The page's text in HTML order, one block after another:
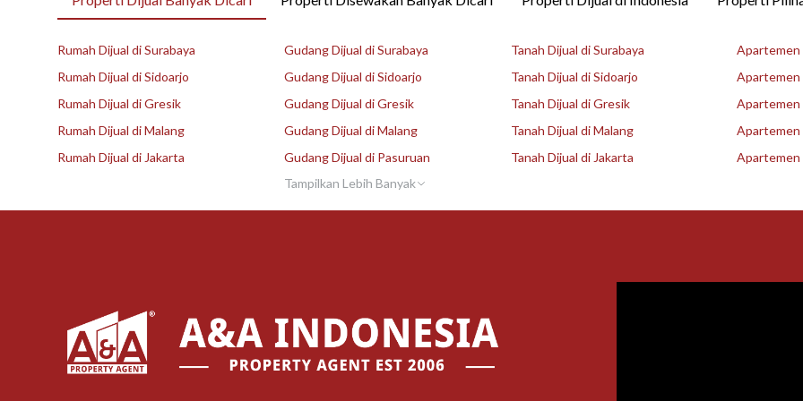
Rumah Dijual di Surabaya
Rumah Dijual di Sidoarjo
Rumah Dijual di Gresik
Rumah Dijual di Malang
Rumah Dijual di Jakarta
Gudang Dijual di Surabaya
Gudang Dijual di Sidoarjo
Gudang Dijual di Gresik
Gudang Dijual di Malang
Gudang Dijual di Pasuruan
Tampilkan Lebih Banyak
Tanah Dijual di Surabaya
Tanah Dijual di Sidoarjo
Tanah Dijual di Gresik
Tanah Dijual di Malang
Tanah Dijual di Jakarta
Apartemen
Apartemen
Apartemen
Apartemen
Apartemen